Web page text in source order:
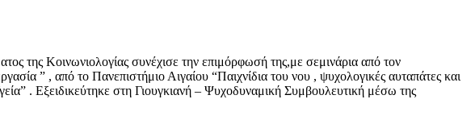
της Κοινωνιολογίας συνέχισε την επιμόρφωσή της,με σεμινάρια από τον
” , από το Πανεπιστήμιο Αιγαίου “Παιχνίδια του νου , ψυχολογικές αυταπάτες και
. Εξειδικεύτηκε στη Γιουγκιανή – Ψυχοδυναμική Συμβουλευτική μέσω της